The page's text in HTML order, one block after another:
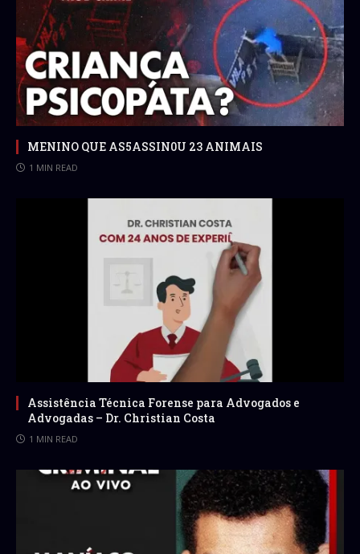
MENINO QUE AS5ASSIN0U 23 ANIMAIS
1 MIN READ
Assistência Técnica Forense para Advogados e
Advogadas – Dr. Christian Costa
1 MIN READ